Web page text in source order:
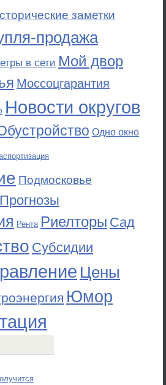
заметки
продажа
в сети Мой двор
Моссоцгарантия
Новости округов
Одно окно
Подмосковье
Прогнозы
Рента Риелторы Сад
Субсидии
Цены
Юмор